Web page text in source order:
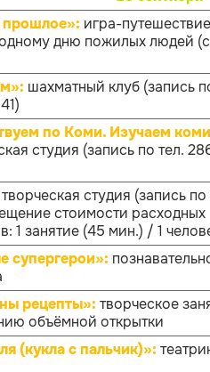
прошлое»: игра-
дню пожилых людей
шахматный клуб (запись
по Коми. Изучаем
студия (запись по тел.
творческая студия (запись
стоимости расходных
1 занятие (45 мин.) / 1
супергерои»:
рецепты»: творческое
объёмной открытки
(кукла с пальчик)»: